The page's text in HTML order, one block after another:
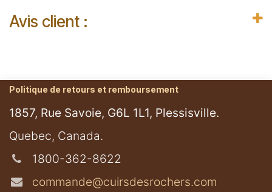
Avis client :
Politique de retours et remboursement
1857, Rue Savoie, G6L 1L1, Plessisville.
​Quebec, Canada.
1800-362-8622
commande@cuirsdesrochers.com